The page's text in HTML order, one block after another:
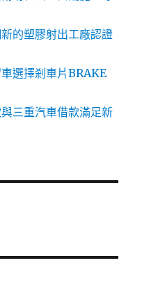
的塑膠射出工廠認證
選擇剎車片BRAKE
三重汽車借款滿足新